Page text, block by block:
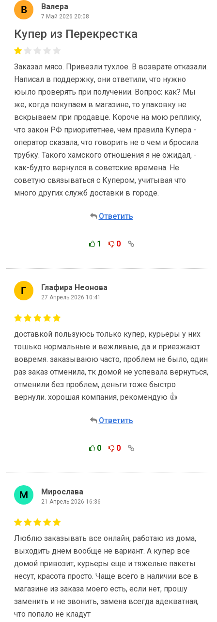
Валера
7 Май 2026 20:08
Купер из Перекрестка
Заказал мясо. Привезли тухлое. В возврате отказали.
Написал в поддержку, они ответили, что нужно
юыло проверять при получении. Вопрос: как? Мы
же, когда покупаем в магазине, то упаковку не
вскрываем при продавце. Короче на мою реплику,
что закон РФ приоритетнее, чем правила Купера -
оператор сказала, что говорить не о чем и бросила
трубку. Такого хамского отношения я не ожидал, -
как-будто вернулся в советские времена. Не
советую связываться с Купером, учитывая что
много других служб доставки в городе.
Ответить
1 0
Глафира Неонова
27 Апрель 2026 10:41
доставкой пользуюсь только купер, курьеры у них
тошько нормальные и вежливые, да и приезжают
вовремя. заказываюю часто, проблем не было, один
раз заказ отменила, тк домой не успевала вернуться,
отменили без проблем, деньги тоже быстро
вернули. хорошая компания, рекомендую 👍
Ответить
0 0
Мирослава
21 Апрель 2026 16:36
Люблю заказывать все онлайн, работаю из дома,
выходить днем вообще не вариант. А купер все
домой привозит, курьеры еще и тяжелые пакеты
несут, красота просто. Чаще всего в наличии все в
магазине из заказа моего есть, если нет, прошу
заменить и не звонить, замена всегда адекватная,
что попало не кладут